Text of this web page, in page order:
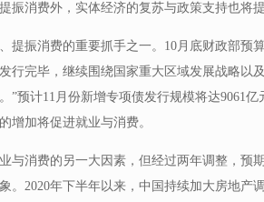
振消费外，实体经济的复苏与政策支持也将
提振消费的重要抓手之一。10月底财政部预
行完毕，继续围绕国家重大区域发展战略以
”预计11月份新增专项债发行规模将达9061
增加将促进就业与消费。
与消费的另一大因素，但经过两年调整，预
。2020年下半年以来，中国持续加大房地产